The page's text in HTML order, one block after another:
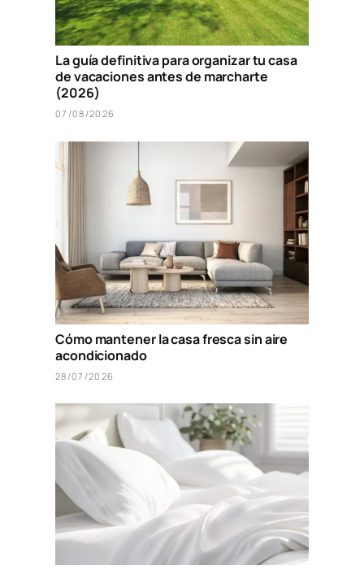
La guía definitiva para organizar tu casa
de vacaciones antes de marcharte
(2026)
07/08/2026
Cómo mantener la casa fresca sin aire
acondicionado
28/07/2026